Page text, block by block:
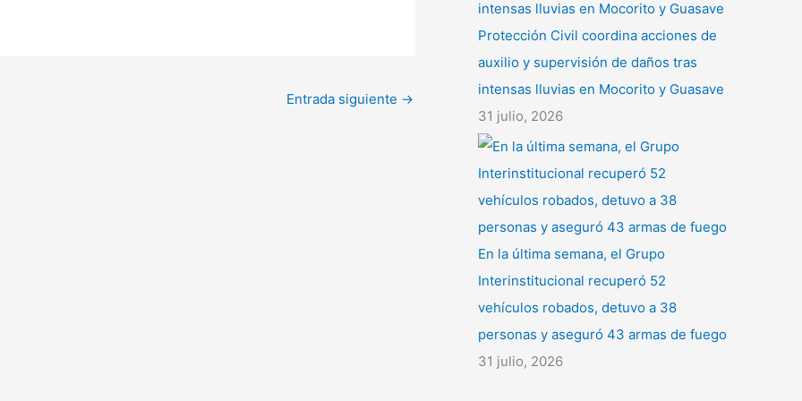
Entrada siguiente →
Protección Civil coordina acciones de
auxilio y supervisión de daños tras
intensas lluvias en Mocorito y Guasave
31 julio, 2026
En la última semana, el Grupo
Interinstitucional recuperó 52
vehículos robados, detuvo a 38
personas y aseguró 43 armas de fuego
31 julio, 2026